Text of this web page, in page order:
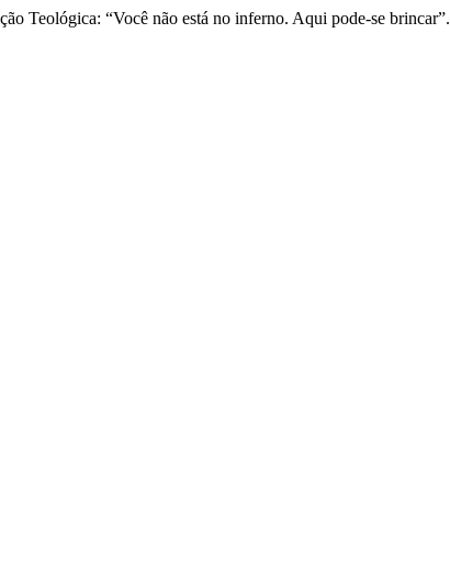
Teológica: “Você não está no inferno. Aqui pode-se brincar”.